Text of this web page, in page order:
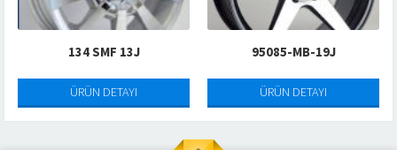
134 SMF 13J
ÜRÜN DETAYI
95085-MB-19J
ÜRÜN DETAYI